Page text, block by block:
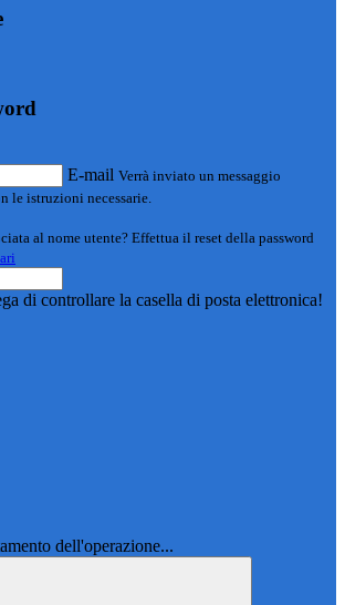
E-mail Verrà inviato un messaggio
le istruzioni necessarie.
al nome utente? Effettua il reset della password
di controllare la casella di posta elettronica!
dell'operazione...